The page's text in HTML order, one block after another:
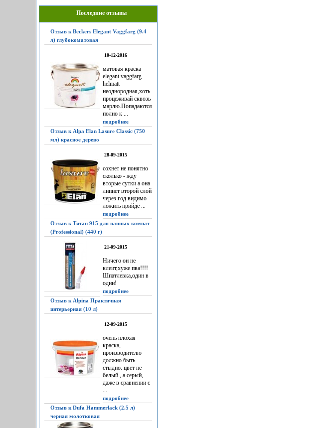
Последние отзывы
Отзыв к Beckers Elegant Vaggfarg (9.4
л) глубокоматовая
10-12-2016
матовая краска
elegant vaggfarg
helmatt
неоднородная,хоть
процеживай сквозь
марлю.Попадаются
полно к ...
подробнее
Отзыв к Alpa Elan Lasure Classic (750
мл) красное дерево
28-09-2015
сохнет не понятно
сколько - жду
вторые сутки а она
липнет второй слой
через год видимо
ложить прийдё ...
подробнее
Отзыв к Титан 915 для ванных комнат
(Professional) (440 г)
21-09-2015
Ничего он не
клеит,хуже пва!!!!
Шпатлевка,один в
один!
подробнее
Отзыв к Alpina Практичная
интерьерная (10 л)
12-09-2015
очень плохая
краска,
производителю
должно быть
стыдно. цвет не
белый , а серый,
даже в сравнении с
...
подробнее
Отзыв к Dufa Hammerlack (2.5 л)
черная молотковая